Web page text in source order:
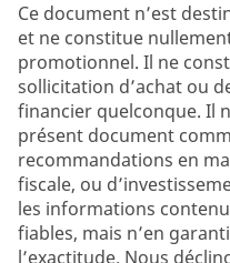
Ce document n’est
et ne constitue
promotionnel. Il ne
sollicitation d’achat ou
financier quelconque. Il
présent document
recommandations en
fiscale, ou
les informations
fiables, mais n’en
l’exactitude. Nous